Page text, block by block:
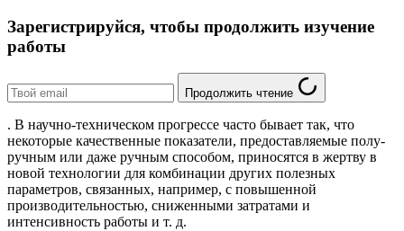
Зарегистрируйся, чтобы продолжить изучение
работы
Продолжить чтение
. В научно-техническом прогрессе часто бывает так, что
некоторые качественные показатели, предоставляемые полу-
ручным или даже ручным способом, приносятся в жертву в
новой технологии для комбинации других полезных
параметров, связанных, например, с повышенной
производительностью, сниженными затратами и
интенсивность работы и т. д.